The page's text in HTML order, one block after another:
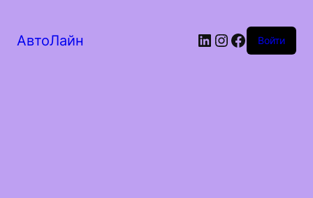
АвтоЛайн LinkedIn
Instagram
Facebook
Войти